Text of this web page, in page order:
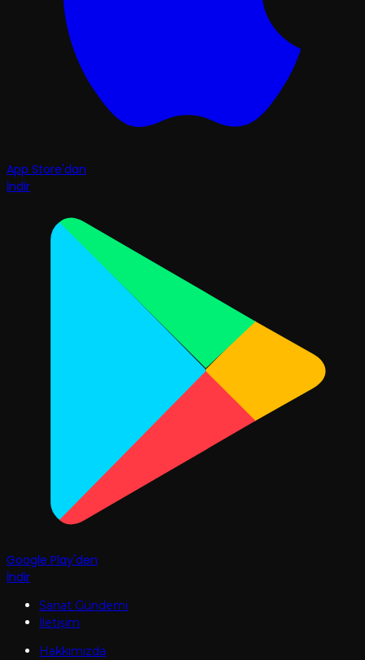
App Store'dan
İndir
Google Play'den
İndir
Sanat Gündemi
İletişim
Hakkımızda